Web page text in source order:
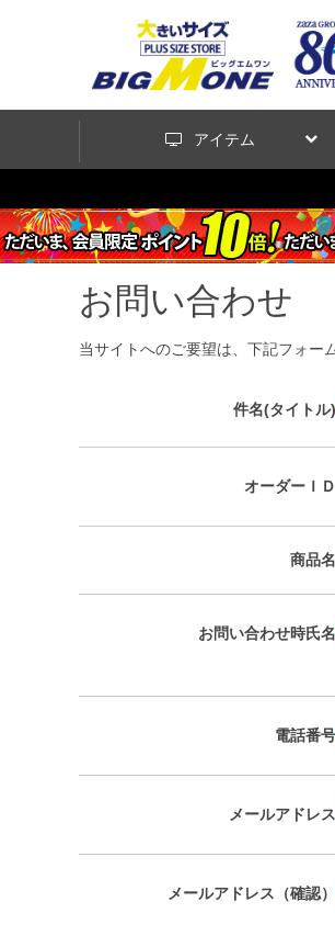
アイテム
お問い合わせ
当サイトへのご要望は、下記フォー
件名(タイトル)
オーダーＩＤ
商品名
お問い合わせ時氏名
電話番号
メールアドレス
メールアドレス（確認）